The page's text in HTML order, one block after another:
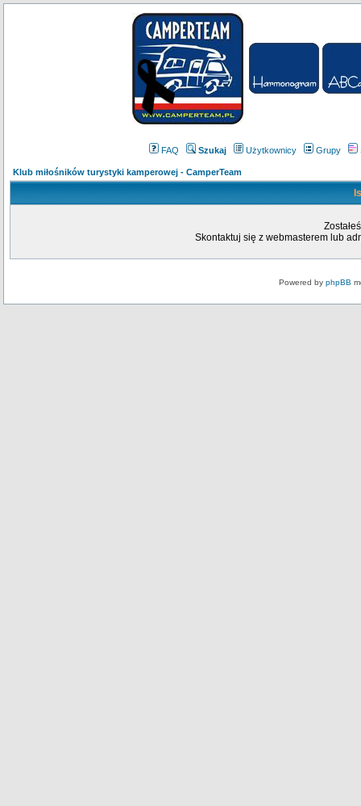
FAQ Szukaj Użytkownicy Grupy
Klub miłośników turystyki kamperowej - CamperTeam
Skontaktuj się z webmasterem lub
Powered by phpBB